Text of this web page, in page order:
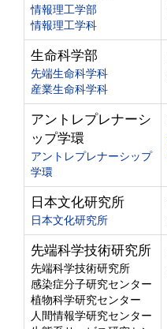
情報理工学部
情報理工学科
生命科学部
先端生命科学科
産業生命科学科
アントレプレナーシ
ップ学環
アントレプレナーシップ
学環
日本文化研究所
日本文化研究所
先端科学技術研究所
先端科学技術研究所
感染症分子研究センター
植物科学研究センター
人間情報学研究センター